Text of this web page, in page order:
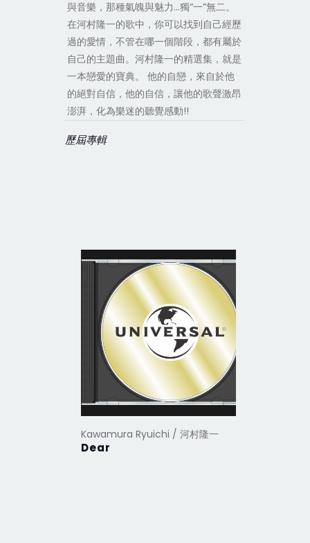
與音樂，那種氣魄與魅力…獨“一”無二。
在河村隆一的歌中，你可以找到自己經歷
過的愛情，不管在哪一個階段，都有屬於
自己的主題曲。河村隆一的精選集，就是
一本戀愛的寶典。 他的自戀，來自於他
的絕對自信，他的自信，讓他的歌聲激昂
澎湃，化為樂迷的聽覺感動!!
歷屆專輯
Kawamura Ryuichi / 河村隆一
Dear